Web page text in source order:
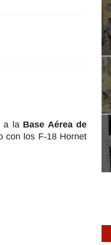
a la Base Aérea de
con los F-18 Hornet